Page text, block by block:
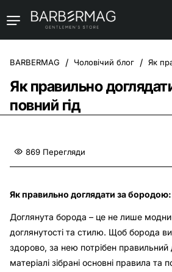
Як правильно
повний гід
Чоловічий блог Як
869 Перегляди
Як правильно доглядати за бородою:
Доглянута борода – це не лише
доглянутості та стилю. Щоб борода
здорово, за нею потрібен
матеріалі зібрані основні правила та